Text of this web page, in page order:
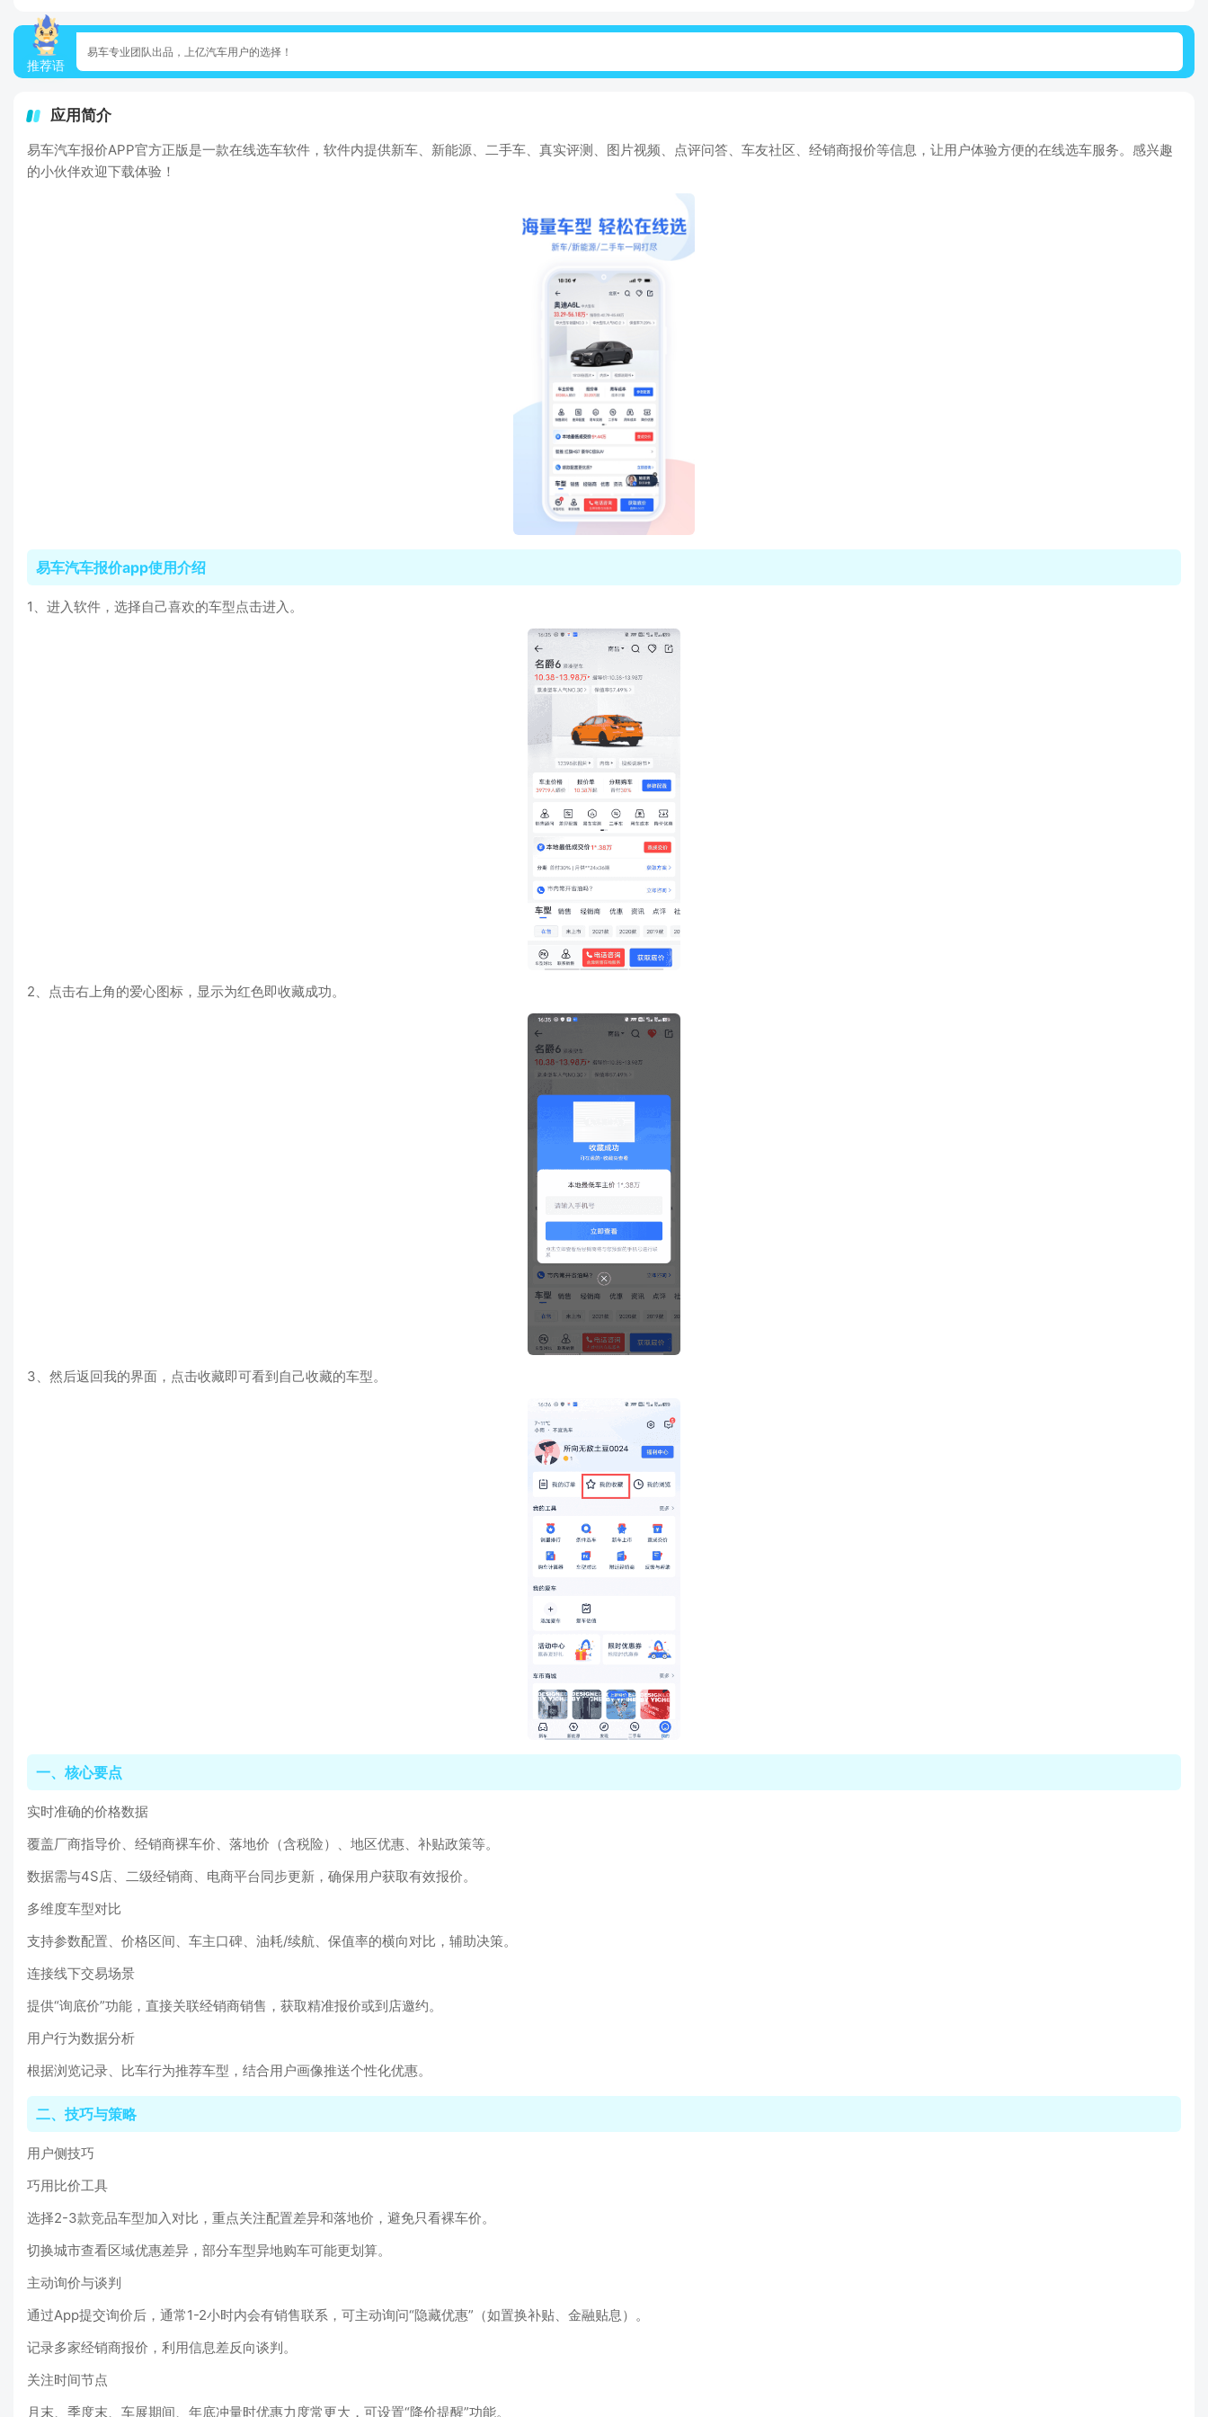
推荐语
易车专业团队出品，上亿汽车用户的选择！
应用简介
易车汽车报价APP官方正版是一款在线选车软件，软件内提供新车、新能源、二手车、真实评测、图片视频、点评问答、车友社区、经销商报价等信息，让用户体验方便的在线选车服务。感兴趣
的小伙伴欢迎下载体验！
易车汽车报价app使用介绍
1、进入软件，选择自己喜欢的车型点击进入。
2、点击右上角的爱心图标，显示为红色即收藏成功。
3、然后返回我的界面，点击收藏即可看到自己收藏的车型。
一、核心要点
实时准确的价格数据
覆盖厂商指导价、经销商裸车价、落地价（含税险）、地区优惠、补贴政策等。
数据需与4S店、二级经销商、电商平台同步更新，确保用户获取有效报价。
多维度车型对比
支持参数配置、价格区间、车主口碑、油耗/续航、保值率的横向对比，辅助决策。
连接线下交易场景
提供“询底价”功能，直接关联经销商销售，获取精准报价或到店邀约。
用户行为数据分析
根据浏览记录、比车行为推荐车型，结合用户画像推送个性化优惠。
二、技巧与策略
用户侧技巧
巧用比价工具
选择2-3款竞品车型加入对比，重点关注配置差异和落地价，避免只看裸车价。
切换城市查看区域优惠差异，部分车型异地购车可能更划算。
主动询价与谈判
通过App提交询价后，通常1-2小时内会有销售联系，可主动询问“隐藏优惠”（如置换补贴、金融贴息）。
记录多家经销商报价，利用信息差反向谈判。
关注时间节点
月末、季度末、车展期间、年底冲量时优惠力度常更大，可设置“降价提醒”功能。